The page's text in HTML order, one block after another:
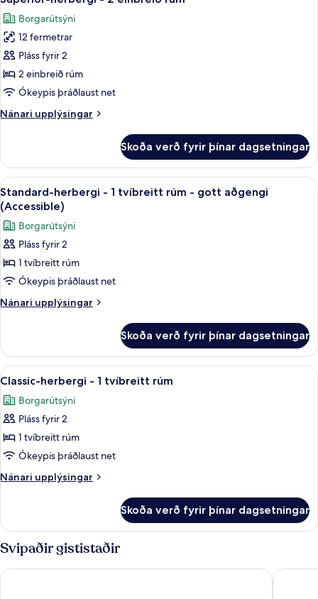
allar
myndir
fyrir
Superior-
herbergi
-
einbreið
Borgarútsýni
12 fermetrar
Pláss fyrir 2
2 einbreið rúm
Ókeypis þráðlaust net
Nánari upplýsingar
Nánari
herbergi
2
einbreið
rúm
Skoða verð fyrir þínar dagsetningar
Skoða
allar
myndir
fyrir
Standard-
herbergi
-
1
-
gott
aðgengi
(Accessible)
Standard-herbergi - 1 tvíbreitt rúm
7
Standard-herbergi - 1 tvíbreitt rúm - gott aðgengi
(Accessible)
Borgarútsýni
Pláss fyrir 2
1 tvíbreitt rúm
Ókeypis þráðlaust net
Nánari upplýsingar
Nánari
herbergi
1
rúm
aðgengi
(Accessible)
Skoða verð fyrir þínar dagsetningar
Skoða
allar
myndir
fyrir
Classic-
herbergi
-
1
rúm
Classic-herbergi - 1 tvíbreitt rúm |
11
Classic-herbergi - 1 tvíbreitt rúm
Borgarútsýni
Pláss fyrir 2
1 tvíbreitt rúm
Ókeypis þráðlaust net
Nánari upplýsingar
Nánari
herbergi
-
1
tvíbreitt
rúm
Skoða verð fyrir þínar dagsetningar
Svipaðir gististaðir
ibis budget Sao Paulo Paulista HOTEL